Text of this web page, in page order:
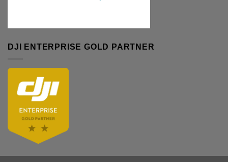
DJI ENTERPRISE GOLD PARTNER